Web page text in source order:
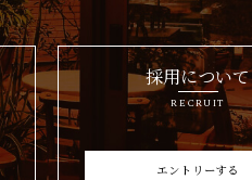
採用について
RECRUIT
エントリーする